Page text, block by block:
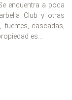
encuentra a poca
Club y otras
fuentes, cascadas,
es...